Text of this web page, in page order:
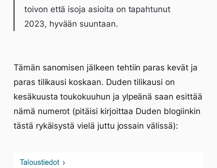
toivon että isoja asioita on tapahtunut
2023, hyvään suuntaan.
Tämän sanomisen jälkeen tehtiin paras kevät ja
paras tilikausi koskaan. Duden tilikausi on
kesäkuusta toukokuuhun ja ylpeänä saan esittää
nämä numerot (pitäisi kirjoittaa Duden blogiinkin
tästä rykäisystä vielä juttu jossain välissä):